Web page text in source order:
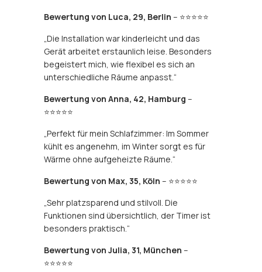
Bewertung von Luca, 29, Berlin – ⭐⭐⭐⭐⭐
„Die Installation war kinderleicht und das
Gerät arbeitet erstaunlich leise. Besonders
begeistert mich, wie flexibel es sich an
unterschiedliche Räume anpasst.“
Bewertung von Anna, 42, Hamburg –
⭐⭐⭐⭐⭐
„Perfekt für mein Schlafzimmer: Im Sommer
kühlt es angenehm, im Winter sorgt es für
Wärme ohne aufgeheizte Räume.“
Bewertung von Max, 35, Köln – ⭐⭐⭐⭐⭐
„Sehr platzsparend und stilvoll. Die
Funktionen sind übersichtlich, der Timer ist
besonders praktisch.“
Bewertung von Julia, 31, München –
⭐⭐⭐⭐⭐